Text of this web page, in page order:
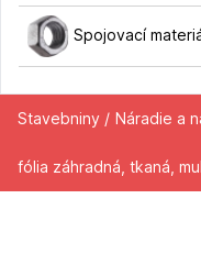
Spojovací
Stavebniny / Náradie a
fólia záhradná, tkaná,